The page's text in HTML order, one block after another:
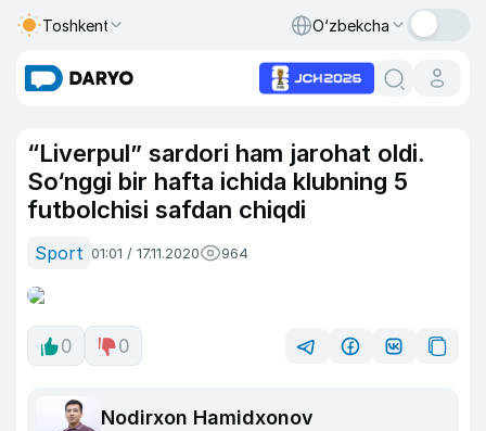
Toshkent O‘zbekcha
“Liverpul” sardori ham jarohat oldi.
So‘nggi bir hafta ichida klubning 5
futbolchisi safdan chiqdi
Sport 01:01 / 17.11.2020 964
0 0
Nodirxon Hamidxonov